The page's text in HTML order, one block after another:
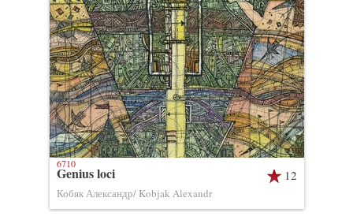
12
Genius loci
Кобяк Александр/ Kobjak Alexandr
6710